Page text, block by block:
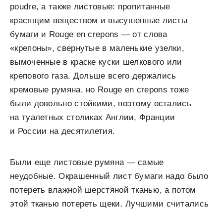
poudre, а также листовые: пропитанные
красящим веществом и высушенные листы
бумаги и Rouge en crepons — от слова
«крепоны», свернутые в маленькие узелки,
вымоченные в краске куски шелкового или
крепового газа. Дольше всего держались
кремовые румяна, но Rouge en crepons тоже
были довольно стойкими, поэтому остались
на туалетных столиках Англии, Франции
и России на десятилетия.
Были еще листовые румяна — самые
неудобные. Окрашенный лист бумаги надо было
потереть влажной шерстяной тканью, а потом
этой тканью потереть щеки. Лучшими считались